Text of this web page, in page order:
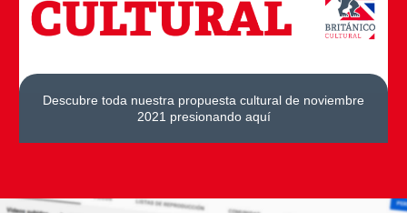
Descubre toda nuestra propuesta cultural de noviembre
2021 presionando aquí